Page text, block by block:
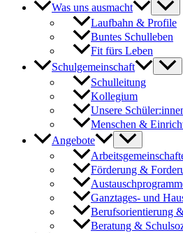
Was uns ausmacht
Laufbahn & Profile
Buntes Schulleben
Fit fürs Leben
Schulgemeinschaft
Schulleitung
Kollegium
Unsere
Menschen &
Angebote
Förderung &
Ganztages- und
Berufsorientierung
Beratung &